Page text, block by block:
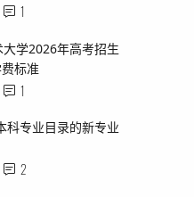
1
学2026年高考招生
标准
1
科专业目录的新专业
2